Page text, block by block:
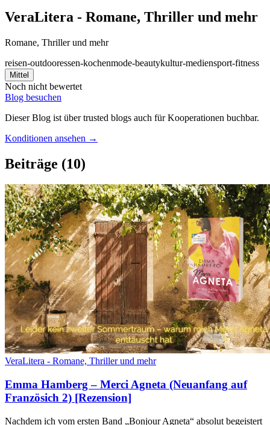
VeraLitera - Romane, Thriller und mehr
Romane, Thriller und mehr
reisen-outdooressen-kochenmode-beautykultur-mediensport-fitness
Mittel
Noch nicht bewertet
Blog besuchen
Dieser Blog ist über trusted blogs auch für Kooperationen buchbar.
Konditionen ansehen →
Beiträge (10)
VeraLitera - Romane, Thriller und mehr
Emma Hamberg – Merci Agneta (Neuanfang auf
Französich 2) [Rezension]
Nachdem ich vom ersten Band „Bonjour Agneta“ absolut begeistert